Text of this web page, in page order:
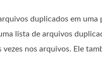
duplicados em uma
lista de arquivos
nos arquivos. Ele